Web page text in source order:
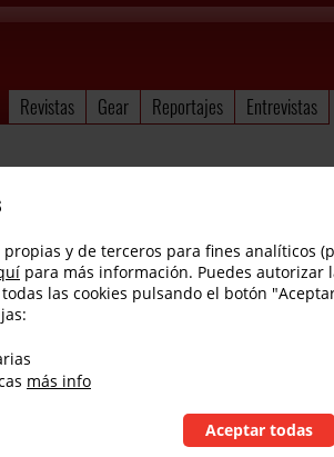
Revistas Gear Reportajes Entrevistas
Explorer de 7 cuerdas
propias y de terceros para fines analíticos
para más información. Puedes autorizar
las cookies pulsando el botón
más info
Aceptar todas